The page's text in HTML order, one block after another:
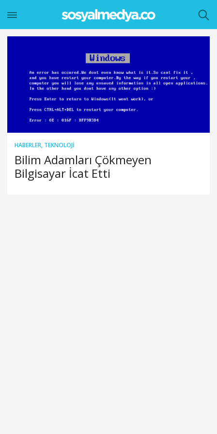
HABERLER, TEKNOLOJI
Bilim Adamları Çökmeyen
Bilgisayar İcat Etti